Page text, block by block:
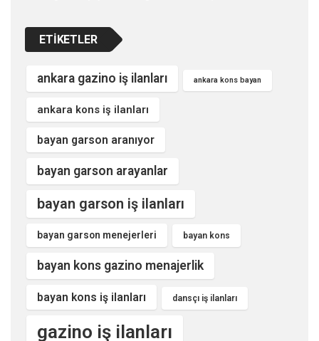
ETIKETLER
ankara gazino iş ilanları ankara kons bayan
ankara kons iş ilanları
bayan garson aranıyor
bayan garson arayanlar
bayan garson iş ilanları
bayan garson menejerleri bayan kons
bayan kons gazino menajerlik
bayan kons iş ilanları dansçı iş ilanları
gazino iş ilanları